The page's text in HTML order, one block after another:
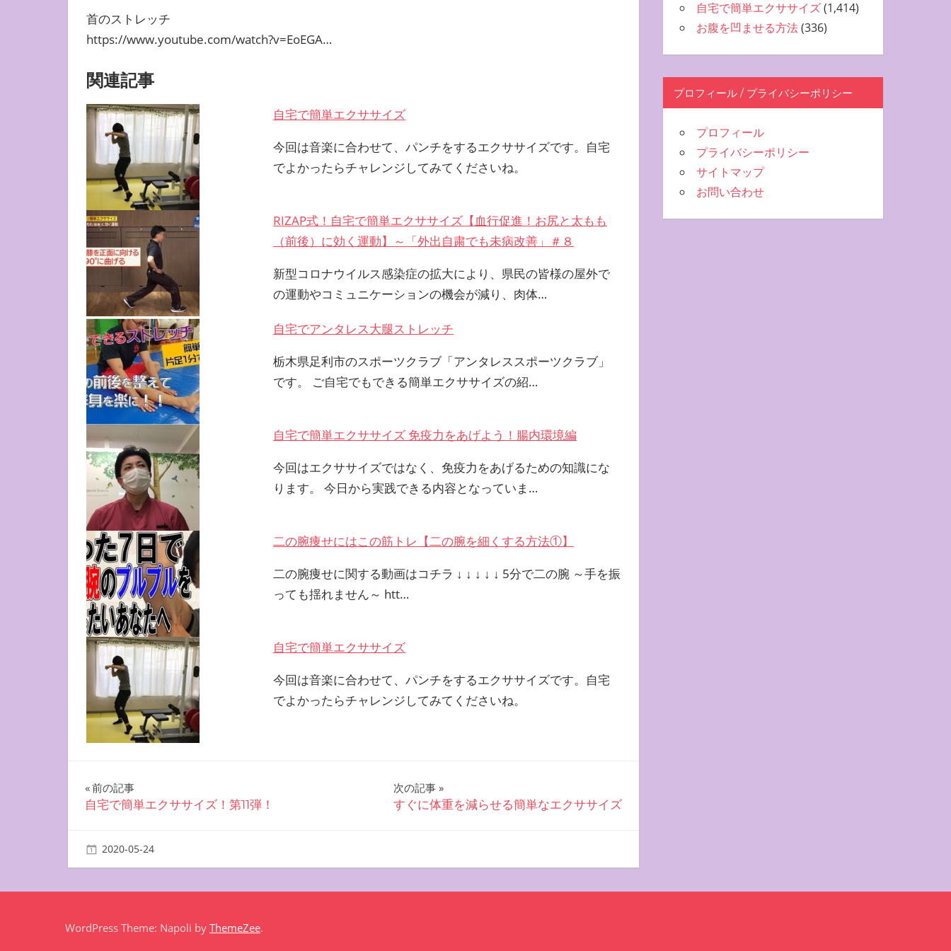
首のストレッチ
https://www.youtube.com/watch?v=EoEGA…
関連記事
自宅で簡単エクササイズ
今回は音楽に合わせて、パンチをするエクササイズです。自宅
でよかったらチャレンジしてみてくださいね。
RIZAP式！自宅で簡単エクササイズ【血行促進！お尻と太もも
（前後）に効く運動】～「外出自粛でも未病改善」＃８
新型コロナウイルス感染症の拡大により、県民の皆様の屋外で
の運動やコミュニケーションの機会が減り、肉体…
自宅でアンタレス大腿ストレッチ
栃木県足利市のスポーツクラブ「アンタレススポーツクラブ」
です。 ご自宅でもできる簡単エクササイズの紹…
自宅で簡単エクササイズ 免疫力をあげよう！腸内環境編
今回はエクササイズではなく、免疫力をあげるための知識にな
ります。 今日から実践できる内容となっていま…
二の腕痩せにはこの筋トレ【二の腕を細くする方法①】
二の腕痩せに関する動画はコチラ ↓ ↓ ↓ ↓ ↓ 5分で二の腕 ～手を振
っても揺れません～ htt…
自宅で簡単エクササイズ
今回は音楽に合わせて、パンチをするエクササイズです。自宅
でよかったらチャレンジしてみてくださいね。
投
稿
ナ
ビ
ー
前の記事
自宅で簡単エクササイズ！第11弾！
次の記事
すぐに体重を減らせる簡単なエクササイズ
2020-05-24
自宅で簡単エクササイズ(1,414)
お腹を凹ませる方法(336)
プロフィール / プライバシーポリシー
プロフィール
プライバシーポリシー
サイトマップ
お問い合わせ
WordPress Theme: Napoli by ThemeZee.